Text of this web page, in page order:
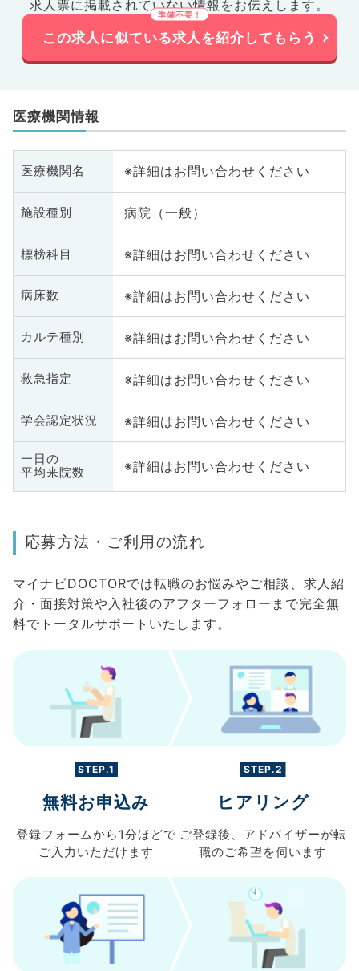
求人票に掲載されていない情報をお伝えします。
この求人に似ている求人を紹介してもらう
医療機関情報
医療機関名 ※詳細はお問い合わせください
施設種別 病院（一般）
標榜科目 ※詳細はお問い合わせください
病床数 ※詳細はお問い合わせください
カルテ種別 ※詳細はお問い合わせください
救急指定 ※詳細はお問い合わせください
学会認定状況 ※詳細はお問い合わせください
一日の
平均来院数
※詳細はお問い合わせください
応募方法・ご利用の流れ
マイナビDOCTORでは転職のお悩みやご相談、求人紹
介・面接対策や入社後のアフターフォローまで完全無
料でトータルサポートいたします。
STEP.1
無料お申込み
登録フォームから 1分ほどで
ご入力 いただけます
STEP.2
ヒアリング
ご登録後、 アドバイザーが転
職のご希望を伺います